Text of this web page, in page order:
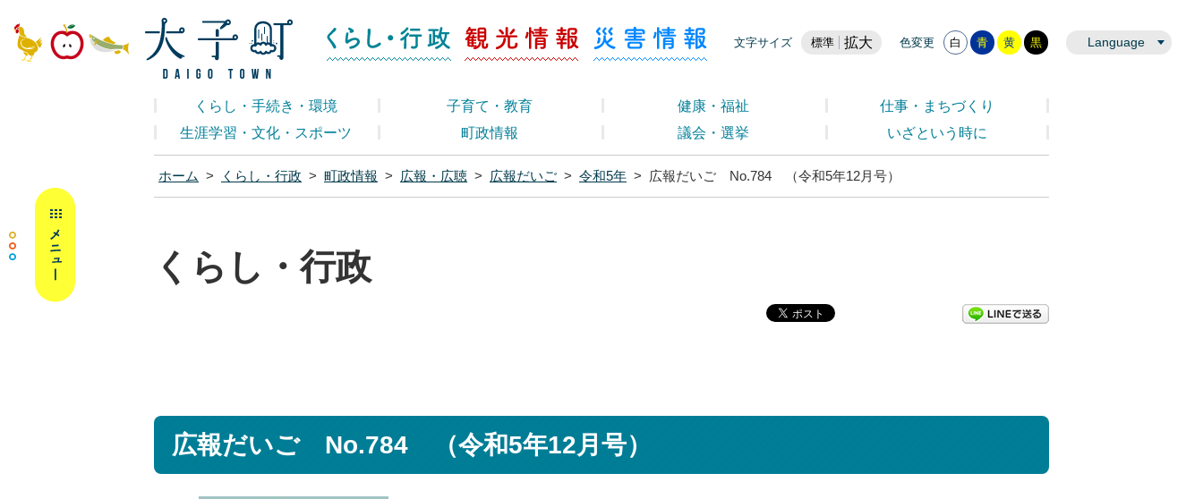
大子町ホームページ くらし・行政
文字サイズ 標準 拡大 色変更 白 青 黄 黒 Language
くらし・行政 観光情報 災害情報
くらし・手続き・環境 子育て・教育 健康・福祉
仕事・まちづくり
生涯学習・文化・スポーツ
町政情報 議会・選挙 いざという時に
ホーム > くらし・行政 > 町政情報 > 広報・広聴 > 広報だいご > 令和5年 > 広報だいご No.784 （令和5年12月号）
くらし・行政
広報だいご No.784 （令和5年12月号）